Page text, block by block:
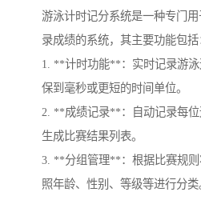
游泳计时记分系统是一种专门
录成绩的系统，其主要功能包括
1. **计时功能**：实时记录游
保到毫秒或更短的时间单位。
2. **成绩记录**：自动记录每
生成比赛结果列表。
3. **分组管理**：根据比赛规
照年龄、性别、等级等进行分类